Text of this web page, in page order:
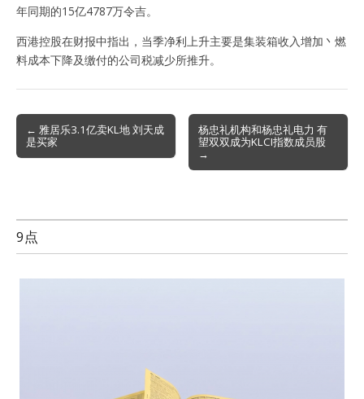
年同期的15亿4787万令吉。
西港控股在财报中指出，当季净利上升主要是集装箱收入增加丶燃
料成本下降及缴付的公司税减少所推升。
Post
navigation
← 雅居乐3.1亿卖KL地 刘天成
是买家
杨忠礼机构和杨忠礼电力 有
望双双成为KLCI指数成员股
→
9点